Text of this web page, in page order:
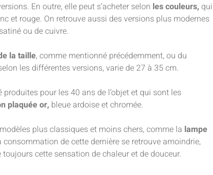
En outre, elle peut s’acheter selon les couleurs, qui
et rouge. On retrouve aussi des versions plus modernes
ou de cuivre.
la taille, comme mentionné précédemment, ou du
les différentes versions, varie de 27 à 35 cm.
produites pour les 40 ans de l’objet et qui sont les
plaquée or, bleue ardoise et chromée.
plus classiques et moins chers, comme la lampe
de cette dernière se retrouve amoindrie,
cette sensation de chaleur et de douceur.